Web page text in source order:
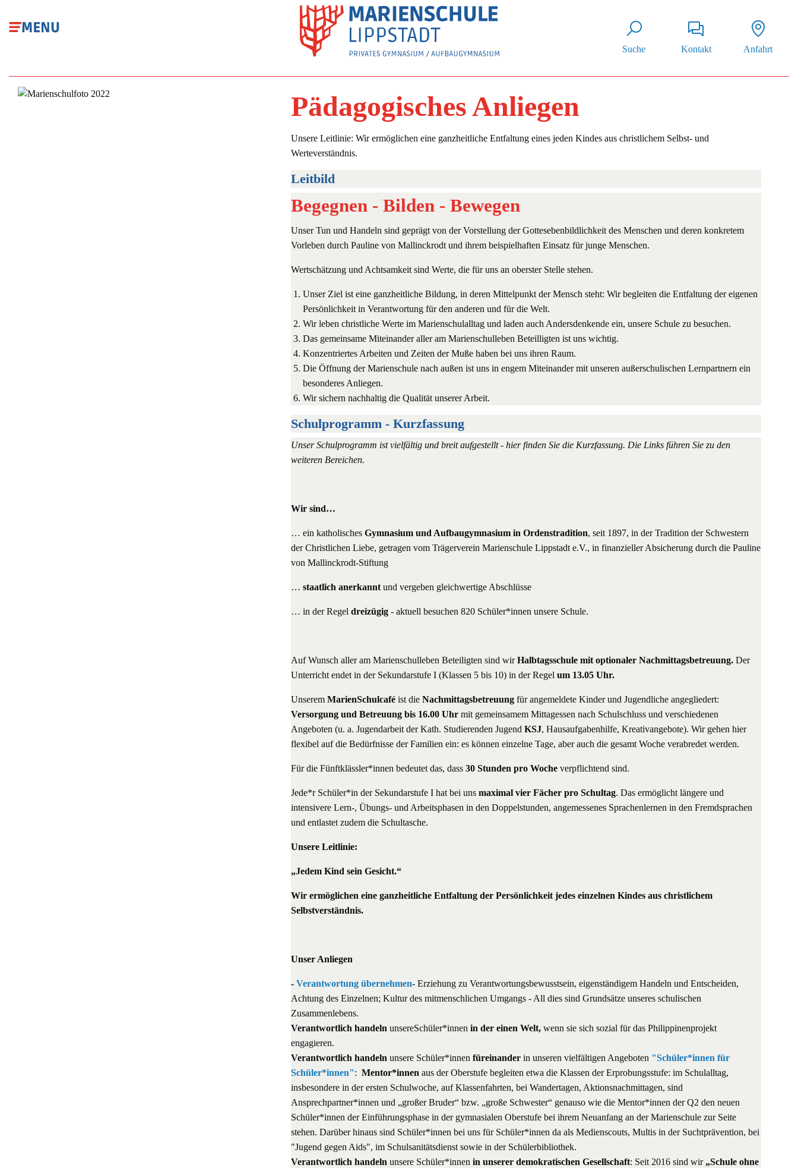
zum
Inhalt
Suche
Kontakt Anfahrt
Pädagogisches Anliegen
Unsere Leitlinie: Wir ermöglichen eine ganzheitliche Entfaltung eines jeden Kindes aus christlichem Selbst- und
Werteverständnis.
Leitbild
Begegnen - Bilden - Bewegen
Unser Tun und Handeln sind geprägt von der Vorstellung der Gottesebenbildlichkeit des Menschen und deren konkretem
Vorleben durch Pauline von Mallinckrodt und ihrem beispielhaften Einsatz für junge Menschen.
Wertschätzung und Achtsamkeit sind Werte, die für uns an oberster Stelle stehen.
Unser Ziel ist eine ganzheitliche Bildung, in deren Mittelpunkt der Mensch steht: Wir begleiten die Entfaltung der eigenen
Persönlichkeit in Verantwortung für den anderen und für die Welt.
Wir leben christliche Werte im Marienschulalltag und laden auch Andersdenkende ein, unsere Schule zu besuchen.
Das gemeinsame Miteinander aller am Marienschulleben Beteilligten ist uns wichtig.
Konzentriertes Arbeiten und Zeiten der Muße haben bei uns ihren Raum.
Die Öffnung der Marienschule nach außen ist uns in engem Miteinander mit unseren außerschulischen Lernpartnern ein
besonderes Anliegen.
Wir sichern nachhaltig die Qualität unserer Arbeit.
Schulprogramm - Kurzfassung
Unser Schulprogramm ist vielfältig und breit aufgestellt - hier finden Sie die Kurzfassung. Die Links führen Sie zu den
weiteren Bereichen.
Wir sind…
… ein katholisches Gymnasium und Aufbaugymnasium in Ordenstradition, seit 1897, in der Tradition der Schwestern
der Christlichen Liebe, getragen vom Trägerverein Marienschule Lippstadt e.V., in finanzieller Absicherung durch die Pauline
von Mallinckrodt-Stiftung
… staatlich anerkanntund vergeben gleichwertige Abschlüsse
… in der Regel dreizügig- aktuell besuchen 820 Schüler*innen unsere Schule.
Auf Wunsch aller am Marienschulleben Beteiligten sind wirHalbtagsschule mit optionaler Nachmittagsbetreuung.Der
Unterricht endet in der Sekundarstufe I (Klassen 5 bis 10) in der Regel um 13.05 Uhr.
Unserem MarienSchulcaféist die Nachmittagsbetreuungfür angemeldete Kinder und Jugendliche angegliedert:
Versorgung und Betreuung bis 16.00 Uhrmit gemeinsamem Mittagessen nach Schulschluss und verschiedenen
Angeboten (u. a. Jugendarbeit der Kath. Studierenden Jugend KSJ, Hausaufgabenhilfe, Kreativangebote). Wir gehen hier
flexibel auf die Bedürfnisse der Familien ein: es können einzelne Tage, aber auch die gesamt Woche verabredet werden.
Für die Fünftklässler*innen bedeutet das, dass 30 Stunden pro Wocheverpflichtend sind.
Jede*r Schüler*in der Sekundarstufe I hat bei uns maximal vier Fächer pro Schultag. Das ermöglicht längere und
intensivere Lern-, Übungs- und Arbeitsphasen in den Doppelstunden, angemessenes Sprachenlernen in den Fremdsprachen
und entlastet zudem die Schultasche.
Unsere Leitlinie:
„Jedem Kind sein Gesicht.“
Wir ermöglichen eine ganzheitliche Entfaltung der Persönlichkeit jedes einzelnen Kindes aus christlichem
Selbstverständnis.
Unser Anliegen
- Verantwortung übernehmen- Erziehung zu Verantwortungsbewusstsein, eigenständigem Handeln und Entscheiden,
Achtung des Einzelnen; Kultur des mitmenschlichen Umgangs - All dies sind Grundsätze unseres schulischen
Zusammenlebens.
Verantwortlich handeln unsereSchüler*innen in der einen Welt,wenn sie sich sozial für das Philippinenprojekt
engagieren.
Verantwortlich handeln unsere Schüler*innen füreinander in unseren vielfältigen Angeboten "Schüler*innen für
Schüler*innen": Mentor*innen aus der Oberstufe begleiten etwa die Klassen der Erprobungsstufe: im Schulalltag,
insbesondere in der ersten Schulwoche, auf Klassenfahrten, bei Wandertagen, Aktionsnachmittagen, sind
Ansprechpartner*innen und „großer Bruder“ bzw. „große Schwester“ genauso wie die Mentor*innen der Q2 den neuen
Schüler*innen der Einführungsphase in der gymnasialen Oberstufe bei ihrem Neuanfang an der Marienschule zur Seite
stehen. Darüber hinaus sind Schüler*innen bei uns für Schüler*innen da als Medienscouts, Multis in der Suchtprävention, bei
"Jugend gegen Aids", im Schulsanitätsdienst sowie in der Schülerbibliothek.
Verantwortlich handeln unsere Schüler*innen in unserer demokratischen Gesellschaft: Seit 2016 sind wir „Schule ohne